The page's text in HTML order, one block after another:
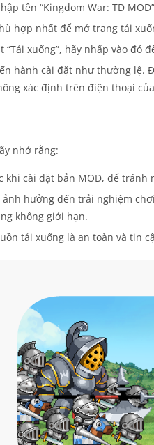
tên “Kingdom War: TD
hợp nhất để mở trang tải
xuống”, hãy nhấp vào đó
hành cài đặt như thường lệ.
xác định trên điện thoại
nhớ rằng:
khi cài đặt bản MOD, để tránh
ảnh hưởng đến trải nghiệm
không giới hạn.
tải xuống là an toàn và tin